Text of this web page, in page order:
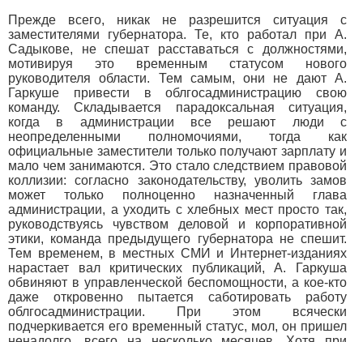
Прежде всего, никак не разрешится ситуация с
заместителями губернатора. Те, кто работал при А.
Садыкове, не спешат расставаться с должностями,
мотивируя это временным статусом нового
руководителя области. Тем самым, они не дают А.
Гаркуше привести в облгосадминистрацию свою
команду. Складывается парадоксальная ситуация,
когда в администрации все решают люди с
неопределенными полномочиями, тогда как
официальные заместители только получают зарплату и
мало чем занимаются. Это стало следствием правовой
коллизии: согласно законодательству, уволить замов
может только полноценно назначенный глава
администрации, а уходить с хлебных мест просто так,
руководствуясь чувством деловой и корпоративной
этики, команда предыдущего губернатора не спешит.
Тем временем, в местных СМИ и Интернет-изданиях
нарастает вал критических публикаций, А. Гаркуша
обвиняют в управленческой беспомощности, а кое-кто
даже откровенно пытается саботировать работу
облгосадминистрации. При этом всячески
подчеркивается его временный статус, мол, он пришел